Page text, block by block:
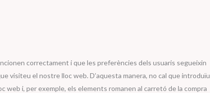
correctament i que les preferències dels usuaris segueixin
visiteu el nostre lloc web. D’aquesta manera, no cal que introduïu
i, per exemple, els elements romanen al carretó de la compra